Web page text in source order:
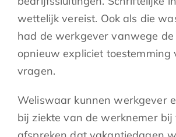
wettelijk vereist. Ook als die
had de werkgever vanwege
opnieuw expliciet toestemming
vragen.
Weliswaar kunnen werkgever
bij ziekte van de werknemer